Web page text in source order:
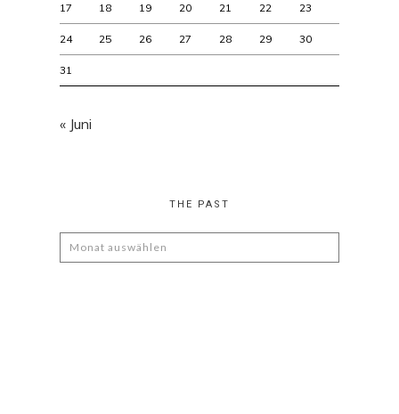
17 18 19 20 21 22 23
24 25 26 27 28 29 30
31
« Juni
THE PAST
The
Past